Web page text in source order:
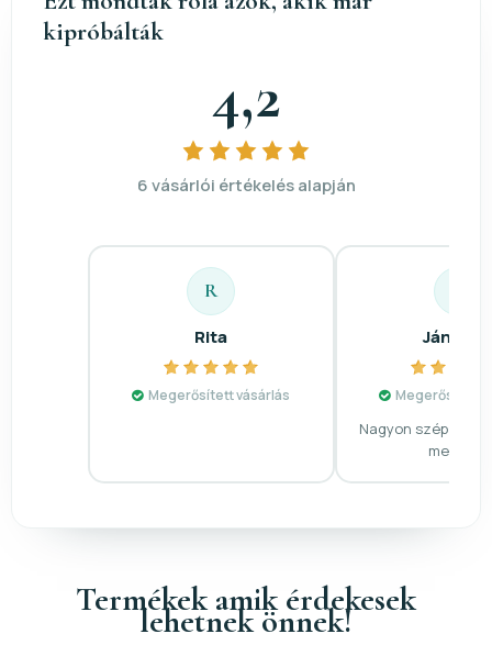
kipróbálták
4,2
6 vásárlói értékelés alapján
R
Rita
Megerősített vásárlás Megerősített
Nagyon szép a
medál is!
Termékek amik érdekesek
lehetnek önnek!